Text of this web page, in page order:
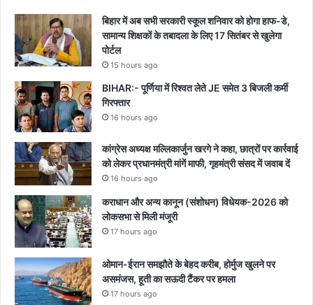
बिहार में अब सभी सरकारी स्कूल शनिवार को होगा हाफ-डे,
सामान्य शिक्षकों के तबादला के लिए 17 सितंबर से खुलेगा
पोर्टल
15 hours ago
BIHAR:- पूर्णिया में रिश्वत लेते JE समेत 3 बिजली कर्मी
गिरफ्तार
16 hours ago
कांग्रेस अध्यक्ष मल्लिकार्जुन खरगे ने कहा, छात्रों पर कार्रवाई
को लेकर प्रधानमंत्री मांगें माफी, गृहमंत्री संसद में जवाब दें
16 hours ago
कराधान और अन्य कानून (संशोधन) विधेयक-2026 को
लोकसभा से मिली मंजूरी
17 hours ago
ओमान-ईरान समझौते के बेहद करीब, होर्मुज खुलने पर
असमंजस, हूती का सऊदी टैंकर पर हमला
17 hours ago